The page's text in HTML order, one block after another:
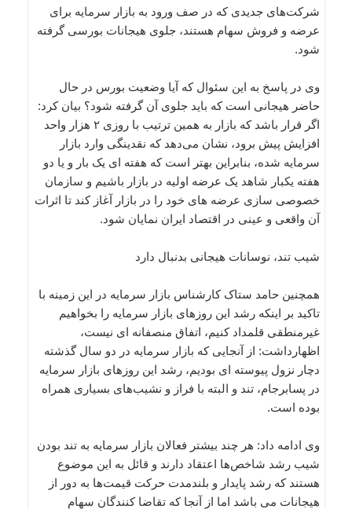
شرکت‌های جدیدی که در صف ورود به بازار سرمایه برای
عرضه و فروش سهام هستند، جلوی هیجانات بورسی گرفته
شود.
وی در پاسخ به این سئوال که آیا وضعیت بورس در حال
حاضر هیجانی است که باید جلوی آن گرفته شود؟ بیان کرد:
اگر قرار باشد که بازار به همین ترتیب با روزی ۲ هزار واحد
افزایش پیش برود، نشان می‌دهد که نقدینگی وارد بازار
سرمایه شده، بنابراین بهتر است که هفته ای یک بار و یا دو
هفته یکبار شاهد یک عرضه اولیه در بازار باشیم و سازمان
خصوصی سازی عرضه های خود را در بازار آغاز کند تا اثرات
آن واقعی و عینی در اقتصاد ایران نمایان شود.
شیب تند، نوسانات هیجانی بدنبال دارد
همچنین حامد ستاک کارشناس بازار سرمایه در این زمینه با
تاکید بر اینکه رشد این روزهای بازار سرمایه را بخواهیم
غیرمنطقی قلمداد کنیم، اتفاق منصفانه ای نیست،
اظهارداشت: از آنجایی که بازار سرمایه در دو سال گذشته
دچار نزول پیوسته ای بودیم، رشد این روزهای بازار سرمایه
در پسابرجام، تند و البته با فراز و نشیب‌های بسیاری همراه
بوده است.
وی ادامه داد: هر چند بیشتر فعالان بازار سرمایه به تند بودن
شیب رشد شاخص‌ها اعتقاد دارند و قائل به این موضوع
هستند که رشد پایدار و بلندمدت حرکت قیمت‌ها به دور از
هیجانات می باشد اما از آنجا که تقاضا کنندگان سهام